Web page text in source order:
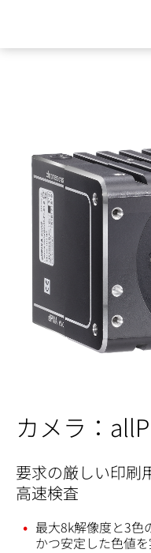
カメラ：
要求の厳しい印刷
高速検査
最大8k解像度と3色
かつ安定した色値